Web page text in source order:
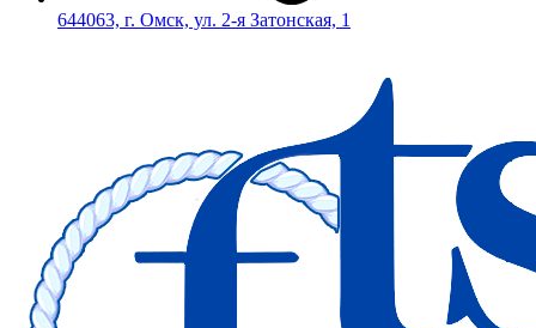
644063, г. Омск, ул. 2-я Затонская, 1